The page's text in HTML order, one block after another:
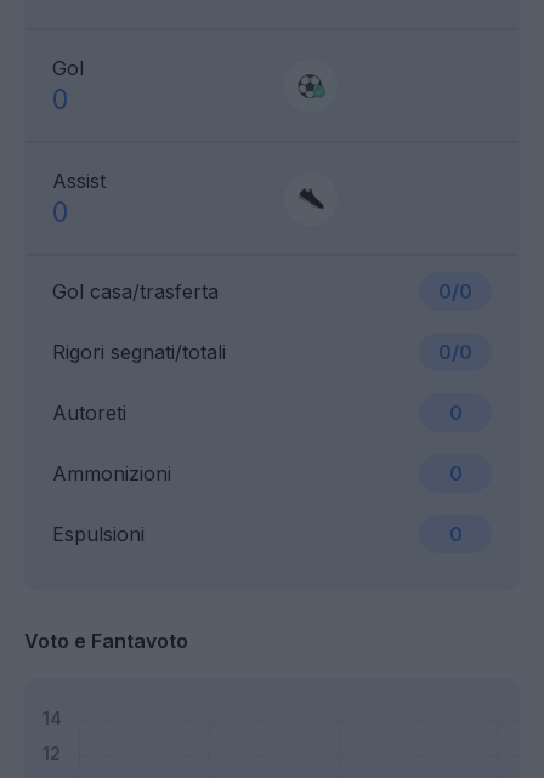
Gol
0
Assist
0
Gol casa/trasferta 0/0
Ammonizioni 0
Rigori segnati/totali 0/0
Espulsioni 0
Autoreti 0
Voto e Fantavoto